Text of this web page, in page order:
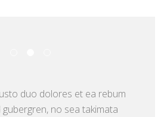
duo dolores et ea rebum
no sea takimata